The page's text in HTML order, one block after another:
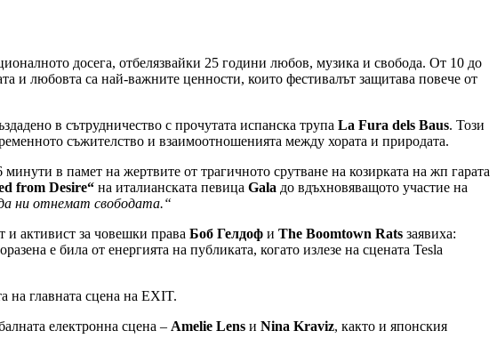
досега, отбелязвайки 25 години любов, музика и свобода. От 10 до
и любовта са най-важните ценности, които фестивалът защитава повече от
в сътрудничество с прочутата испанска трупа La Fura dels Baus. Този
съжителство и взаимоотношенията между хората и природата.
в памет на жертвите от трагичното срутване на козирката на жп гарата
from Desire“ на италианската певица Gala до вдъхновяващото участие на
да ни отнемат свободата.“
и активист за човешки права Боб Гелдоф и The Boomtown Rats заявиха:
е била от енергията на публиката, когато излезе на сцената Tesla
на главната сцена на EXIT.
електронна сцена – Amelie Lens и Nina Kraviz, както и японския